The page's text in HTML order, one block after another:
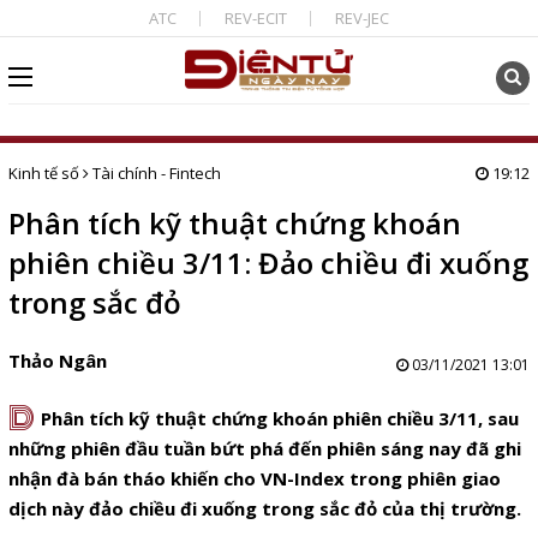
ATC REV-ECIT REV-JEC
Kinh tế số Tài chính - Fintech 19:12
Phân tích kỹ thuật chứng khoán
phiên chiều 3/11: Đảo chiều đi xuống
trong sắc đỏ
Thảo Ngân 03/11/2021 13:01
D Phân tích kỹ thuật chứng khoán phiên chiều 3/11, sau
những phiên đầu tuần bứt phá đến phiên sáng nay đã ghi
nhận đà bán tháo khiến cho VN-Index trong phiên giao
dịch này đảo chiều đi xuống trong sắc đỏ của thị trường.